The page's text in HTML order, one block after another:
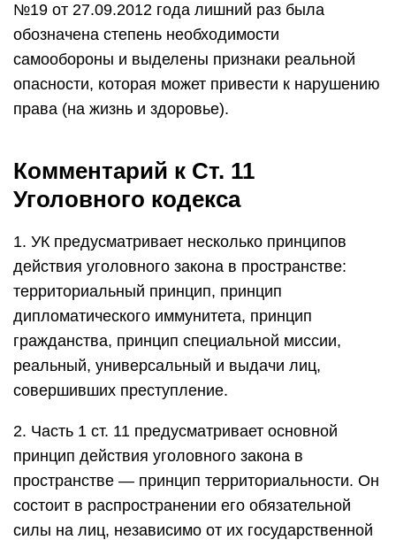
№19 от 27.09.2012 года лишний раз была
обозначена степень необходимости
самообороны и выделены признаки реальной
опасности, которая может привести к нарушению
права (на жизнь и здоровье).
Комментарий к Ст. 11
Уголовного кодекса
1. УК предусматривает несколько принципов
действия уголовного закона в пространстве:
территориальный принцип, принцип
дипломатического иммунитета, принцип
гражданства, принцип специальной миссии,
реальный, универсальный и выдачи лиц,
совершивших преступление.
2. Часть 1 ст. 11 предусматривает основной
принцип действия уголовного закона в
пространстве — принцип территориальности. Он
состоит в распространении его обязательной
силы на лиц, независимо от их государственной